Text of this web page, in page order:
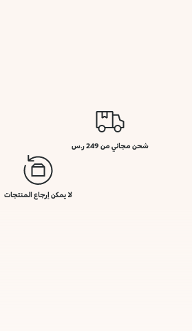
شحن مجاني من 249 ر.س
لا يمكن إرجاع المنتجات